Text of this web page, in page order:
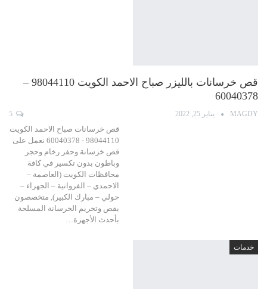
قص خرسانات بالليزر صباح الاحمد الكويت 98044110 –
60040378
MAGDY يناير 25, 2022
قص خرسانات صباح الاحمد الكويت
98044110 - 60040378 نعمل على
قص خرسانة وحفر رخام وحجر
وباطون بدون تكسير في كافة
محافظات الكويت (العاصمة –
الاحمدي – الفروانية – الجهراء –
حولي – مبارك الكبير), متخصصون
بقص وتخريم الخرسانة المسلحة
بأحدث الأجهزة…
خدمات